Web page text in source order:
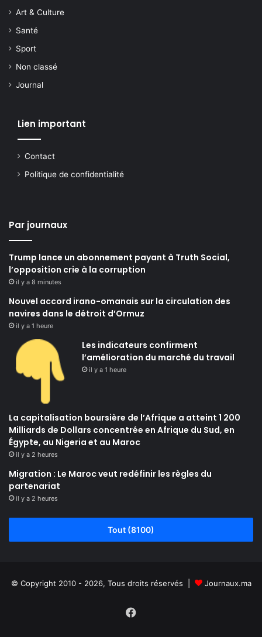
Art & Culture
Santé
Sport
Non classé
Journal
Lien important
Contact
Politique de confidentialité
Par journaux
Trump lance un abonnement payant à Truth Social,
l’opposition crie à la corruption
il y a 8 minutes
Nouvel accord irano-omanais sur la circulation des
navires dans le détroit d’Ormuz
il y a 1 heure
Les indicateurs confirment
l’amélioration du marché du travail
il y a 1 heure
La capitalisation boursière de l’Afrique a atteint 1 200
Milliards de Dollars concentrée en Afrique du Sud, en
Égypte, au Nigeria et au Maroc
il y a 2 heures
Migration : Le Maroc veut redéfinir les règles du
partenariat
il y a 2 heures
Tout (8100)
© Copyright 2010 - 2026, Tous droits réservés | Journaux.ma
Facebook